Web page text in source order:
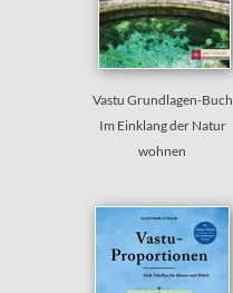
Vastu Grundlagen-Buch
Im Einklang der Natur
wohnen